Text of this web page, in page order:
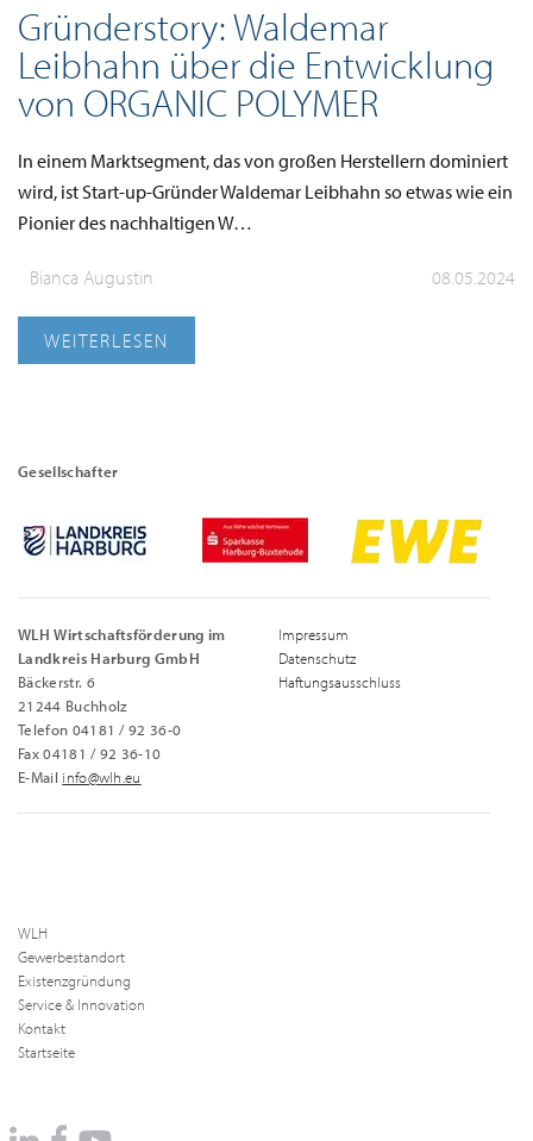
Gründerstory: Waldemar
Leibhahn über die Entwicklung
von ORGANIC POLYMER
In einem Marktsegment, das von großen Herstellern dominiert
wird, ist Start-up-Gründer Waldemar Leibhahn so etwas wie ein
Pionier des nachhaltigen W…
Bianca Augustin 08.05.2024
WEITERLESEN
Gesellschafter
WLH Wirtschaftsförderung im
Landkreis Harburg GmbH
Bäckerstr. 6
21244 Buchholz
Telefon 04181 / 92 36-0
Fax 04181 / 92 36-10
E-Mail info@wlh.eu
Impressum
Datenschutz
Haftungsausschluss
WLH
Gewerbestandort
Existenzgründung
Service & Innovation
Kontakt
Startseite